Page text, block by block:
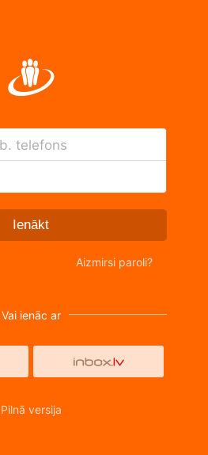
telefons
Ienākt
Aizmirsi paroli?
Vai ienāc ar
Pilnā versija